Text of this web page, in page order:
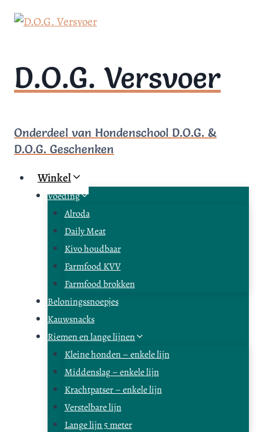
naar
D.O.G. Versvoer
Onderdeel van Hondenschool D.O.G. &
D.O.G. Geschenken
Winkel
Voeding
Alroda
Daily Meat
Kivo houdbaar
Farmfood KVV
Farmfood brokken
Beloningssnoepjes
Kauwsnacks
Riemen en lange lijnen
Kleine honden – enkele lijn
Middenslag – enkele lijn
Krachtpatser – enkele lijn
Verstelbare lijn
Lange lijn 5 meter